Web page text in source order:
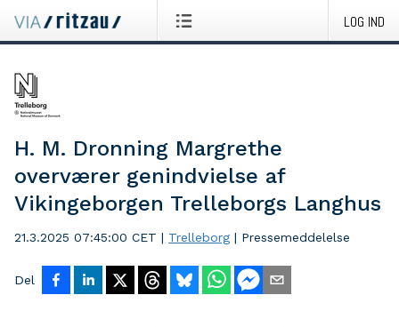
LOG IND
H. M. Dronning Margrethe
overværer genindvielse af
Vikingeborgen Trelleborgs Langhus
21.3.2025 07:45:00 CET | Trelleborg | Pressemeddelelse
Del